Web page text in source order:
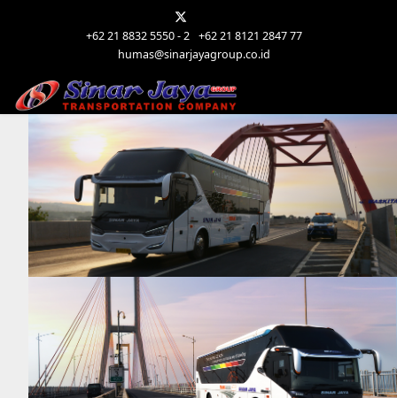
+62 21 8832 5550 - 2 +62 21 8121 2847 77
humas@sinarjayagroup.co.id